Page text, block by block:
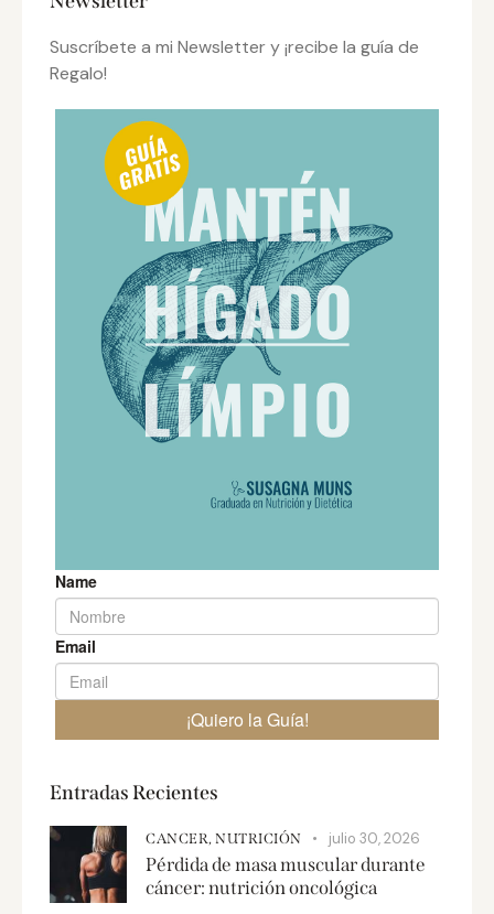
Suscríbete a mi Newsletter y ¡recibe la guía de
Regalo!
Entradas Recientes
CANCER, NUTRICIÓN julio 30, 2026
Pérdida de masa muscular durante
cáncer: nutrición oncológica